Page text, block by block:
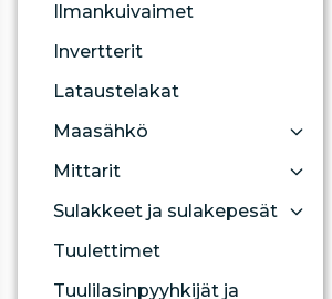
Ilmankuivaimet
Invertterit
Lataustelakat
Maasähkö
Mittarit
Sulakkeet ja sulakepesät
Tuulettimet
Tuulilasinpyyhkijät ja